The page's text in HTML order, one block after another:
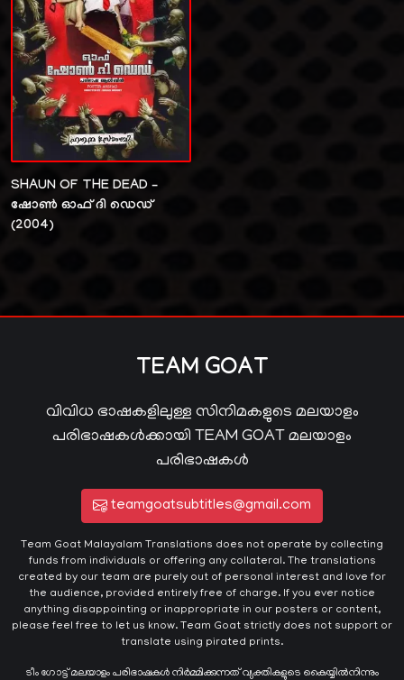
SHAUN OF THE DEAD –
ഷോൺ ഓഫ് ദി ഡെഡ്
(2004)
TEAM GOAT
വിവിധ ഭാഷകളിലുള്ള സിനിമകളുടെ മലയാളം
പരിഭാഷകൾക്കായി TEAM GOAT മലയാളം
പരിഭാഷകൾ
teamgoatsubtitles@gmail.com
Team Goat Malayalam Translations does not operate by collecting
funds from individuals or offering any collateral. The translations
created by our team are purely out of personal interest and love for
the audience, provided entirely free of charge. If you ever notice
anything disappointing or inappropriate in our posters or content,
please feel free to let us know. Team Goat strictly does not support or
translate using pirated prints.
ടീം ഗോട്ട് മലയാളം പരിഭാഷകൾ നിർമ്മിക്കുന്നത് വ്യക്തികളുടെ കൈയ്യില്‍നിന്നും